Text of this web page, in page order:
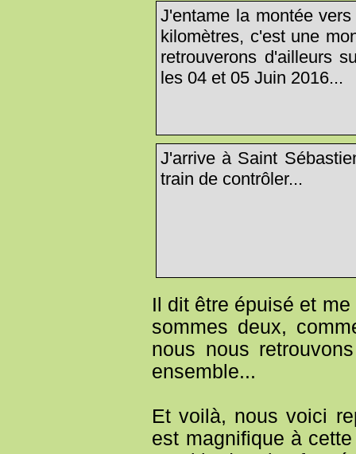
J'entame la montée
kilomètres, c'est une
retrouverons d'ailleurs
les 04 et 05 Juin 2016...
J'arrive à Saint
train de contrôler...
Il dit être épuisé et
sommes deux,
nous nous
ensemble...
Et voilà, nous voici
est magnifique à